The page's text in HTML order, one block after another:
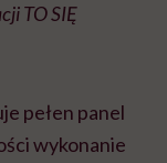
TO SIĘ
pełen panel
wykonanie